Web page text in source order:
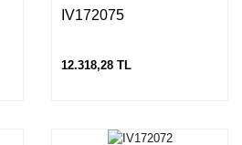
IV172075
12.318,28 TL